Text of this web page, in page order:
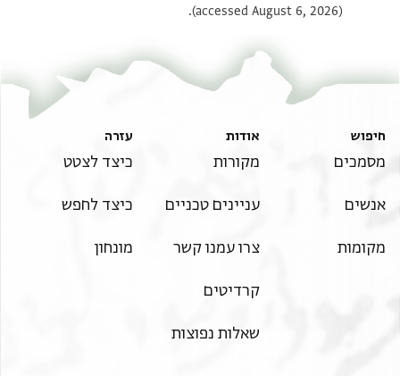
(accessed August 6, 2026).
חיפוש
מסמכים
אנשים
מקומות
אודות
מקורות
עניינים טכניים
צרו עמנו קשר
קרדיטים
שאלות נפוצות
עזרה
כיצד לצטט
כיצד לחפש
מונחון